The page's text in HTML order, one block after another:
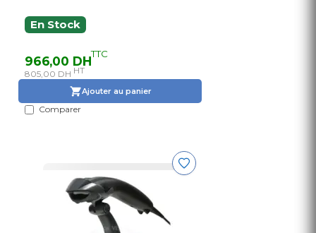
En Stock
966,00 DHTTC
805,00 DH HT
Ajouter au panier
Comparer